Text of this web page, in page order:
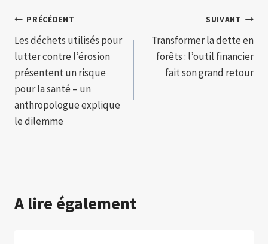
Navigation
de
l’article
PRÉCÉDENT
Les déchets utilisés pour
lutter contre l’érosion
présentent un risque
pour la santé – un
anthropologue explique
le dilemme
SUIVANT
Transformer la dette en
forêts : l’outil financier
fait son grand retour
A lire également